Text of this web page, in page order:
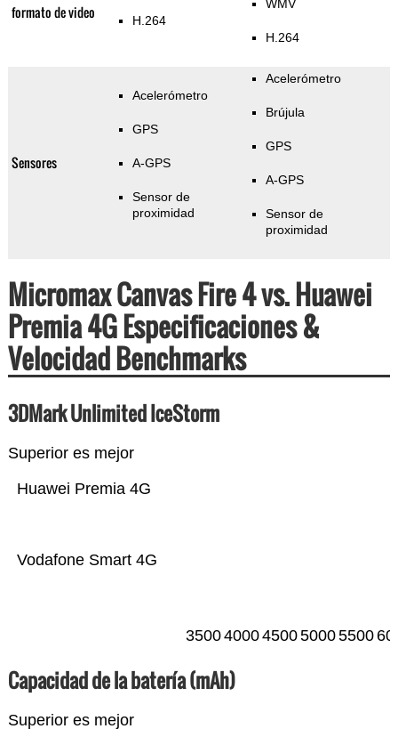
formato de video H.264
WMV
H.264
Sensores
Acelerómetro
GPS
A-GPS
Sensor de
proximidad
Acelerómetro
Brújula
GPS
A-GPS
Sensor de
proximidad
Micromax Canvas Fire 4 vs. Huawei
Premia 4G Especificaciones &
Velocidad Benchmarks
3DMark Unlimited IceStorm
Superior es mejor
Vodafone Smart 4G
Huawei Premia 4G
35004000450050005500
Capacidad de la batería (mAh)
Superior es mejor